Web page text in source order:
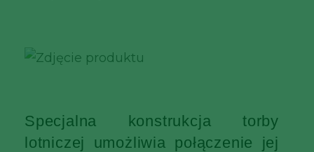
Specjalna konstrukcja torby
lotniczej umożliwia połączenie jej